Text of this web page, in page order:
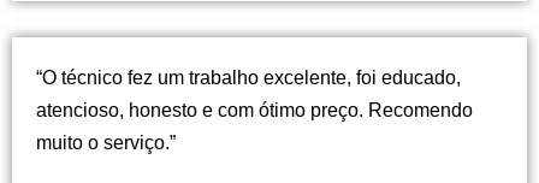
s
i
“O técnico fez um trabalho excelente, foi educado,
atencioso, honesto e com ótimo preço. Recomendo
muito o serviço.”